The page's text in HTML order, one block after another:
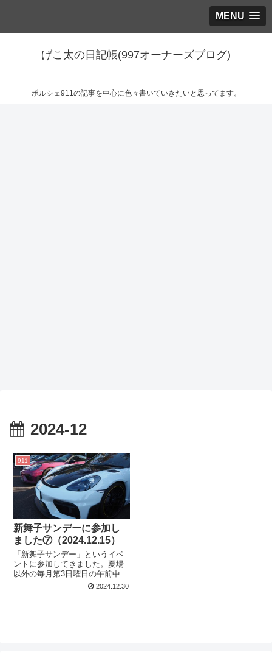
MENU
げこ太の日記帳(997オーナーズブログ)
ポルシェ911の記事を中心に色々書いていきたいと思ってます。
2024-12
911
新舞子サンデーに参加し
ました⑦（2024.12.15）
「新舞子サンデー」というイベ
ントに参加してきました。夏場
以外の毎月第3日曜日の午前中
に、「新舞子マリンパーク」の
2024.12.30